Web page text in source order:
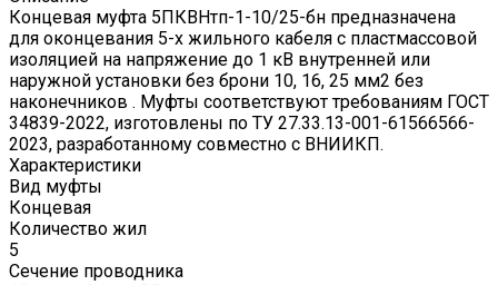
Концевая муфта 5ПКВНтп-1-10/25-бн предназначена
для оконцевания 5-х жильного кабеля с пластмассовой
изоляцией на напряжение до 1 кВ внутренней или
наружной установки без брони 10, 16, 25 мм2 без
наконечников . Муфты соответствуют требованиям ГОСТ
34839-2022, изготовлены по ТУ 27.33.13-001-61566566-
2023, разработанному совместно с ВНИИКП.
Характеристики
Вид муфты
Концевая
Количество жил
5
Сечение проводника